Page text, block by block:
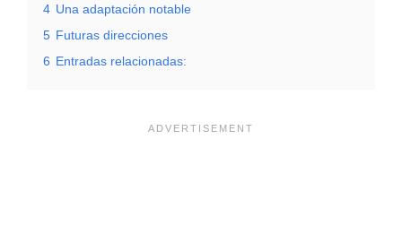
4 Una adaptación notable
5 Futuras direcciones
6 Entradas relacionadas: